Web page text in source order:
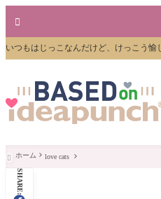

いつもはじっこなんだけど、けっこう愉
 ホーム love cats
SHARE: